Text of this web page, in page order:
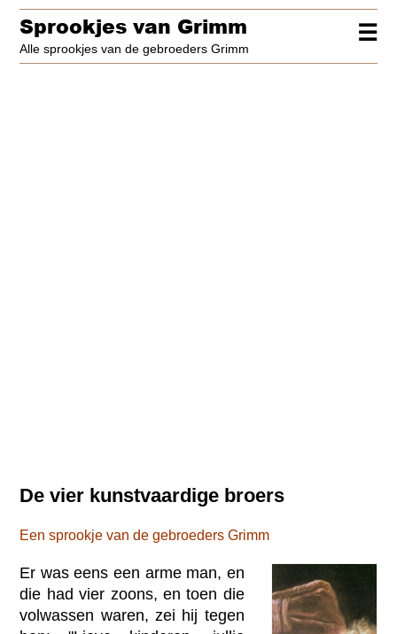
☰
Sprookjes van Grimm
Alle sprookjes van de gebroeders Grimm
De vier kunstvaardige broers
Een sprookje van de gebroeders Grimm
Er was eens een arme man, en
die had vier zoons, en toen die
volwassen waren, zei hij tegen